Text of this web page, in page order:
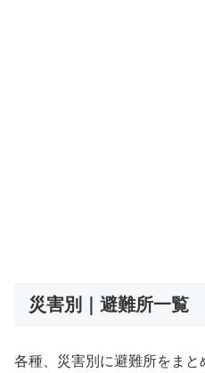
災害別｜避難所一覧
各種、災害別に避難所をまと